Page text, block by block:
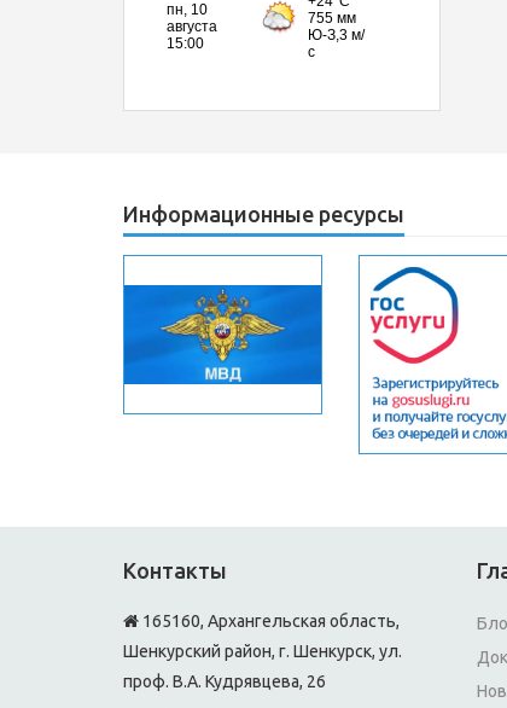
Информационные ресурсы
Контакты
165160, Архангельская область,
Шенкурский район, г. Шенкурск, ул.
проф. В.А. Кудрявцева, 26